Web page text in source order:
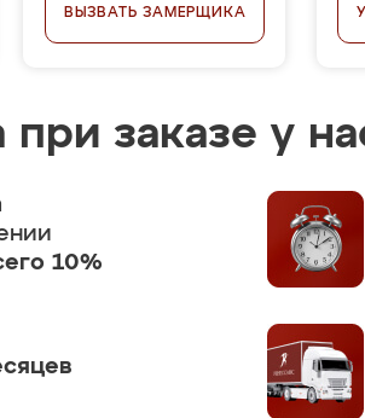
ВЫЗВАТЬ ЗАМЕРЩИКА
при заказе у
10%